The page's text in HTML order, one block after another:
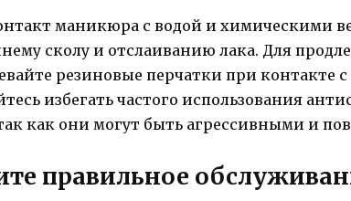
маникюра с водой и химическими
сколу и отслаиванию лака. Для
резиновые перчатки при контакте
избегать частого использования
как они могут быть агрессивными и
правильное